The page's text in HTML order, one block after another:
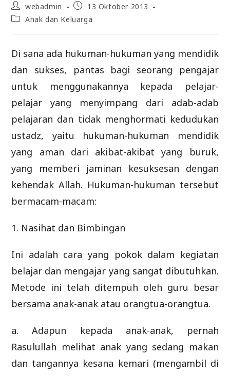
Post
author:
webadmin
Post13 Oktober 2013
PostAnak dan Keluarga
Di sana ada hukuman-hukuman yang mendidik
dan sukses, pantas bagi seorang pengajar
untuk menggunakannya kepada pelajar-
pelajar yang menyimpang dari adab-adab
pelajaran dan tidak menghormati kedudukan
ustadz, yaitu hukuman-hukuman mendidik
yang aman dari akibat-akibat yang buruk,
yang memberi jaminan kesuksesan dengan
kehendak Allah. Hukuman-hukuman tersebut
bermacam-macam:
1. Nasihat dan Bimbingan
Ini adalah cara yang pokok dalam kegiatan
belajar dan mengajar yang sangat dibutuhkan.
Metode ini telah ditempuh oleh guru besar
bersama anak-anak atau orangtua-orangtua.
a. Adapun kepada anak-anak, pernah
Rasulullah melihat anak yang sedang makan
dan tangannya kesana kemari (mengambil di